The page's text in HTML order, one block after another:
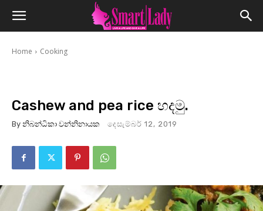
Home Cooking
Cashew and pea rice හදමු.
By නිබන්ධිකා වන්නිනායක දෙසැම්බර් 12, 2019